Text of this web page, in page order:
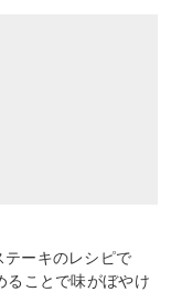
ーキのレシピで
ることで味がぼやけ